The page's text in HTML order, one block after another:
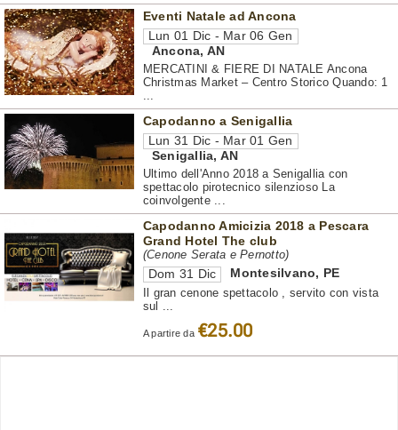
Eventi Natale ad Ancona
Lun 01 Dic - Mar 06 Gen
Ancona, AN
MERCATINI & FIERE DI NATALE Ancona
Christmas Market – Centro Storico Quando: 1
...
Capodanno a Senigallia
Lun 31 Dic - Mar 01 Gen
Senigallia, AN
Ultimo dell'Anno 2018 a Senigallia con
spettacolo pirotecnico silenzioso La
coinvolgente ...
Capodanno Amicizia 2018 a Pescara
Grand Hotel The club
(Cenone Serata e Pernotto)
Dom 31 Dic Montesilvano, PE
Il gran cenone spettacolo , servito con vista
sul ...
A partire da €25.00